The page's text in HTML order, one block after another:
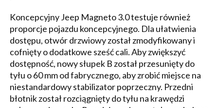
Koncepcyjny Jeep Magneto 3.0 testuje również
proporcje pojazdu koncepcyjnego. Dla ułatwienia
dostępu, otwór drzwiowy został zmodyfikowany i
cofnięty o dodatkowe sześć cali. Aby zwiększyć
dostępność, nowy słupek B został przesunięty do
tyłu o 60 mm od fabrycznego, aby zrobić miejsce na
niestandardowy stabilizator poprzeczny. Przedni
błotnik został rozciągnięty do tyłu na krawędzi